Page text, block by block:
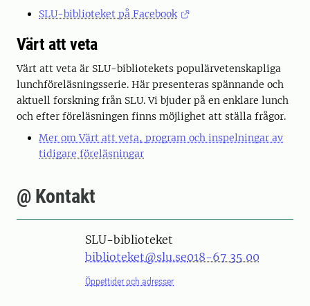
SLU-biblioteket på Facebook
Värt att veta
Värt att veta är SLU-bibliotekets populärvetenskapliga
lunchföreläsningsserie. Här presenteras spännande och
aktuell forskning från SLU. Vi bjuder på en enklare lunch
och efter föreläsningen finns möjlighet att ställa frågor.
Mer om Värt att veta, program och inspelningar av
tidigare föreläsningar
@ Kontakt
SLU-biblioteket
biblioteket@slu.se018-67 35 00
Öppettider och adresser